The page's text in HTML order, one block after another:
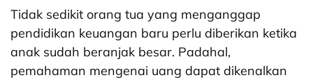
Tidak sedikit orang tua yang menganggap
pendidikan keuangan baru perlu diberikan ketika
anak sudah beranjak besar. Padahal,
pemahaman mengenai uang dapat dikenalkan